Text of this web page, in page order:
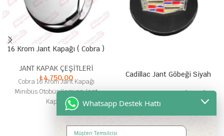
16 Krom Jant Kapağı ( Cobra )
JANT KAPAK ÇEŞİTLERİ
₺4.750,00
Cobra 16 Krom Jant Kapağı
Minibüs Otobüs Kamyon Jant
Kapağı
Cadillac Jant Göbeği Siyah
JANT KAPAK ÇEŞİTLERİ
₺600,00
Tırnaklı Jant Göbeği
Whatsapp Destek Hattı
Müşteri Temsilcisi